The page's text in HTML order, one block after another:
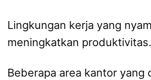
Lingkungan kerja yang
meningkatkan produktivitas.
Beberapa area kantor yang